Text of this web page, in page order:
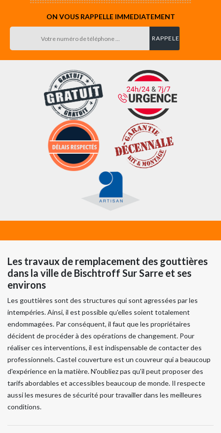
ON VOUS RAPPELLE IMMEDIATEMENT
Les travaux de remplacement des gouttières
dans la ville de Bischtroff Sur Sarre et ses
environs
Les gouttières sont des structures qui sont agressées par les
intempéries. Ainsi, il est possible qu'elles soient totalement
endommagées. Par conséquent, il faut que les propriétaires
décident de procéder à des opérations de changement. Pour
réaliser ces interventions, il est indispensable de contacter des
professionnels. Castel couverture est un couvreur qui a beaucoup
d'expérience en la matière. N'oubliez pas qu'il peut proposer des
tarifs abordables et accessibles beaucoup de monde. Il respecte
aussi les mesures de sécurité pour travailler dans les meilleures
conditions.